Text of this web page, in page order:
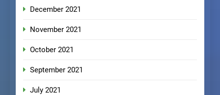
December 2021
November 2021
October 2021
September 2021
July 2021